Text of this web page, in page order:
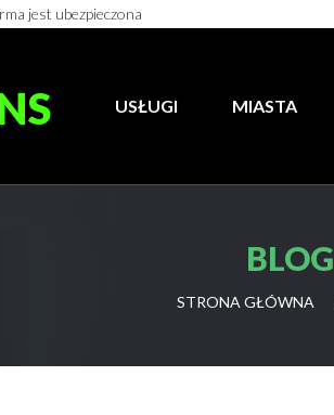
jest ubezpieczona
USŁUGI MIASTA
BLOG
STRONA GŁÓWNA